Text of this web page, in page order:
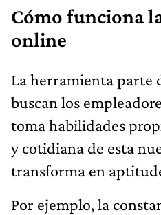
Cómo funciona
online
La herramienta parte
buscan los
toma habilidades
y cotidiana de esta
transforma en
Por ejemplo, la